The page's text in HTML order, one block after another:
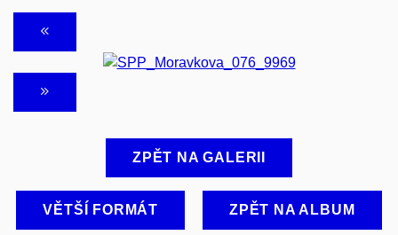
ZPĚT NA GALERII
VĚTŠÍ FORMÁT ZPĚT NA ALBUM